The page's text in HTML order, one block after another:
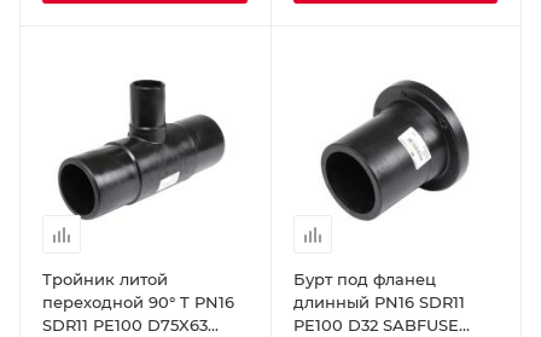
Тройник литой
переходной 90° T PN16
SDR11 PE100 D75X63
Бурт под фланец
длинный PN16 SDR11
PE100 D32 SABFUSE